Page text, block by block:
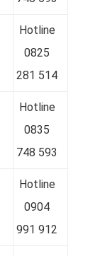
Hotline
0825
281 514
Hotline
0835
748 593
Hotline
0904
991 912